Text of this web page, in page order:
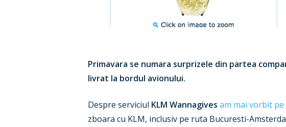
Primavara se numara surprizele din partea
livrat la bordul avionului.
Despre serviciul KLM Wannagives am mai vorbit pe
zboara cu KLM, inclusiv pe ruta Bucuresti-